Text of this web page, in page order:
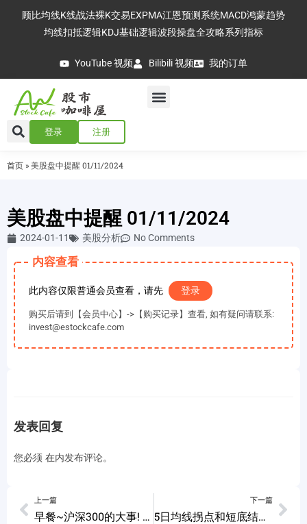
顾比均线K线战法裸K交易EXPMA江恩预测系统MACD鸿蒙趋势
均线扣抵逻辑KDJ基础逻辑波段操盘全攻略系列指标
YouTube 视频 Bilibili 视频 我的订单
登录 注册
首页 » 美股盘中提醒 01/11/2024
美股盘中提醒 01/11/2024
2024-01-11 美股分析 No Comments
内容查看
此内容仅限普通会员查看，请先 登录
购买后请到【会员中心】->【购买记录】查看, 如有疑问请联系:
invest@estockcafe.com
发表回复
您必须 在内发布评论。
上一篇
早餐~沪深300的大事! 01/11/2024
下一篇
5日均线拐点和短底结构 有什么区别 01/11/2024